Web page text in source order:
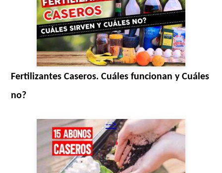
Fertilizantes Caseros. Cuáles funcionan y Cuáles
no?
-->